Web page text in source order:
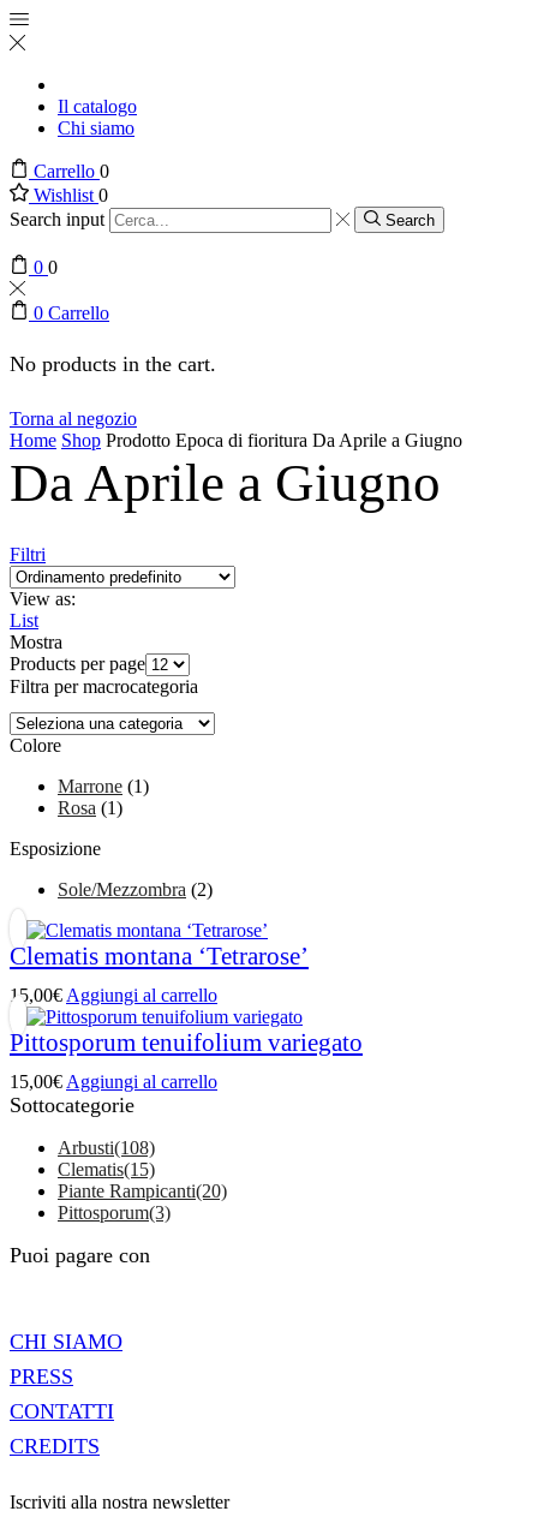
Il catalogo
Chi siamo
Carrello 0
Wishlist 0
Search input
Search
0 0
0 Carrello
No products in the cart.
Torna al negozio
Home Shop Prodotto Epoca di fioritura Da Aprile a Giugno
Da Aprile a Giugno
Filtri
View as:
List
Mostra
Products per page
Filtra per macrocategoria
Colore
Marrone (1)
Rosa (1)
Esposizione
Sole/Mezzombra (2)
Clematis montana ‘Tetrarose’
15,00€ Aggiungi al carrello
Pittosporum tenuifolium variegato
15,00€ Aggiungi al carrello
Sottocategorie
Arbusti(108)
Clematis(15)
Piante Rampicanti(20)
Pittosporum(3)
Puoi pagare con
CHI SIAMO
PRESS
CONTATTI
CREDITS
Iscriviti alla nostra newsletter